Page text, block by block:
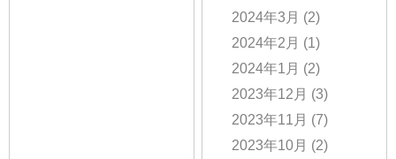
2024年3月 (2)
2024年2月 (1)
2024年1月 (2)
2023年12月 (3)
2023年11月 (7)
2023年10月 (2)